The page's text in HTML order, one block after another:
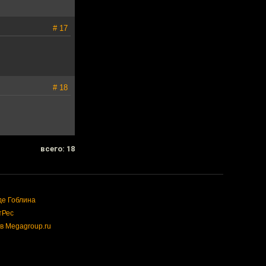
# 17
# 18
всего: 18
Гоблина
Megagroup.ru